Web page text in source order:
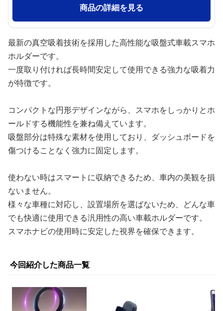
商品の詳細を見る
最新の真空吸着技術を採用した高性能な吸盤式車載スマホ
ホルダーです。
一度取り付ければ長時間安定して使用できる強力な吸着力
が特徴です。
コンパクトな円形デザインながら、スマホをしっかりとホ
ールドする機能性を兼ね備えています。
吸盤部分は特殊な素材を使用しており、ダッシュボードを
傷つけることなく強力に固定します。
使わない時はスマートに収納できるため、車内の美観を損
ないません。
様々な車種に対応し、設置場所を選ばないため、どんな車
でも快適に使用できる汎用性の高い車載ホルダーです。
スマホナビの使用時に安定した視界を確保できます。
今回紹介した商品一覧